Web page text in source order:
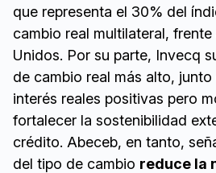
que representa el 30% del
cambio real multilateral,
Unidos. Por su parte, Invecq
de cambio real más alto,
interés reales positivas pero
fortalecer la sostenibilidad
crédito. Abeceb, en tanto,
del tipo de cambio reduce la